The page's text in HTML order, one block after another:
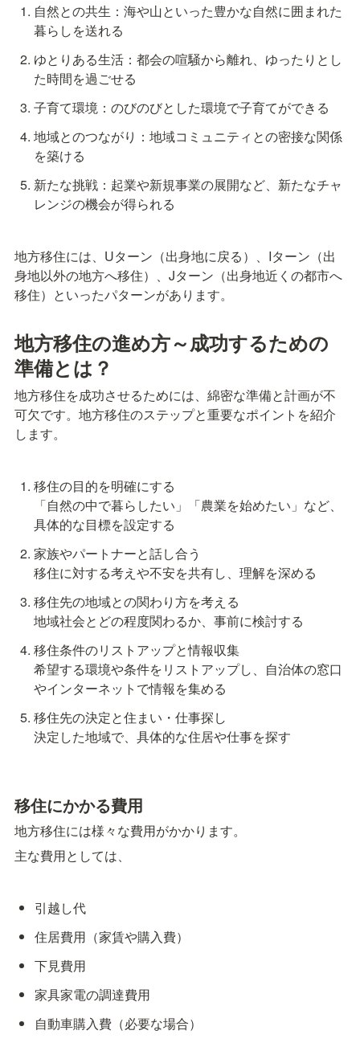
自然との共生：海や山といった豊かな自然に囲まれた
暮らしを送れる
ゆとりある生活：都会の喧騒から離れ、ゆったりとし
た時間を過ごせる
子育て環境：のびのびとした環境で子育てができる
地域とのつながり：地域コミュニティとの密接な関係
を築ける
新たな挑戦：起業や新規事業の展開など、新たなチャ
レンジの機会が得られる
地方移住には、Uターン（出身地に戻る）、Iターン（出
身地以外の地方へ移住）、Jターン（出身地近くの都市へ
移住）といったパターンがあります。
地方移住の進め方～成功するための
準備とは？
地方移住を成功させるためには、綿密な準備と計画が不
可欠です。地方移住のステップと重要なポイントを紹介
します。
移住の目的を明確にする
「自然の中で暮らしたい」「農業を始めたい」など、
具体的な目標を設定する
家族やパートナーと話し合う
移住に対する考えや不安を共有し、理解を深める
移住先の地域との関わり方を考える
地域社会とどの程度関わるか、事前に検討する
移住条件のリストアップと情報収集
希望する環境や条件をリストアップし、自治体の窓口
やインターネットで情報を集める
移住先の決定と住まい・仕事探し
決定した地域で、具体的な住居や仕事を探す
移住にかかる費用
地方移住には様々な費用がかかります。
主な費用としては、
引越し代
住居費用（家賃や購入費）
下見費用
家具家電の調達費用
自動車購入費（必要な場合）